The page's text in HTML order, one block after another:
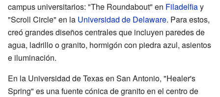
campus universitarios: "The Roundabout" en Filadelfiay
"Scroll Circle" en la Universidad de Delaware. Para estos,
creó grandes diseños centrales que incluyen paredes de
agua, ladrillo o granito, hormigón con piedra azul, asientos
e iluminación.
En la Universidad de Texas en San Antonio, "Healer's
Spring" es una fuente cónica de granito en el centro de